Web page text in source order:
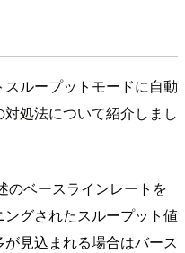
ループットモードに自動
処法について紹介しまし
のベースラインレートを
グされたスループット値
見込まれる場合はバース